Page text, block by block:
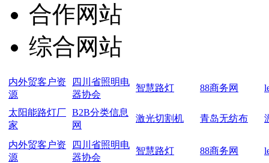
合作网站
综合网站
内外贸客户资
源
四川省照明电
器协会
智慧路灯 88商务网
太阳能路灯厂
家
B2B分类信息
网
激光切割机 青岛无纺布
内外贸客户资
源
四川省照明电
器协会
智慧路灯 88商务网